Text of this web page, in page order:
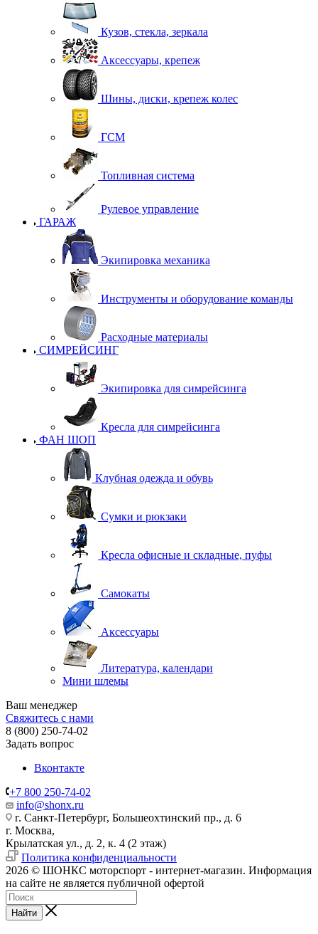
Кузов, стекла, зеркала
Аксессуары, крепеж
Шины, диски, крепеж колес
ГСМ
Топливная система
Рулевое управление
ГАРАЖ
Экипировка механика
Инструменты и оборудование команды
Расходные материалы
СИМРЕЙСИНГ
Экипировка для симрейсинга
Кресла для симрейсинга
ФАН ШОП
Клубная одежда и обувь
Сумки и рюкзаки
Кресла офисные и складные, пуфы
Самокаты
Аксессуары
Литература, календари
Мини шлемы
Ваш менеджер
Свяжитесь с нами
8 (800) 250-74-02
Задать вопрос
Вконтакте
+7 800 250-74-02
info@shonx.ru
г. Санкт-Петербург, Большеохтинский пр., д. 6
г. Москва,
Крылатская ул., д. 2, к. 4 (2 этаж)
Политика конфиденциальности
2026 © ШОНКС моторспорт - интернет-магазин. Информация
на сайте не является публичной офертой
Найти